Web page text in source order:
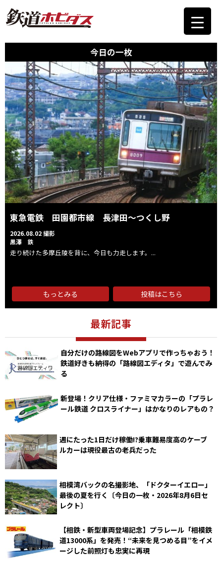
今日の一枚
東急電鉄 田園都市線 長津田〜つくし野
2026.08.02 撮影
黒澤 鉄
走り続けた多摩丘陵を背に、今日も力走します。...
もっとみる 投稿はこちら
最新記事
自分だけの路線図をWebアプリで作っちゃおう！
鉄道好きも納得の「路線図エディタ」で遊んでみ
る
新登場！クリア仕様・ファミマカラーの「プラレ
ール鉄道 クロスライナー」はかなりのレアもの？
週にたった1日だけ稼働!?乗車難易度高のケーブ
ルカーは現役最古の老兵だった
相模湾バックの名撮影地、「ドクターイエロー」
最後の夏を行く〔今日の一枚・2026年8月6日セ
レクト〕
【相鉄・新型車両登場記念】プラレール「相模鉄
道13000系」を発売！“未来を見つめる目”をイメ
ージした前照灯も忠実に再現